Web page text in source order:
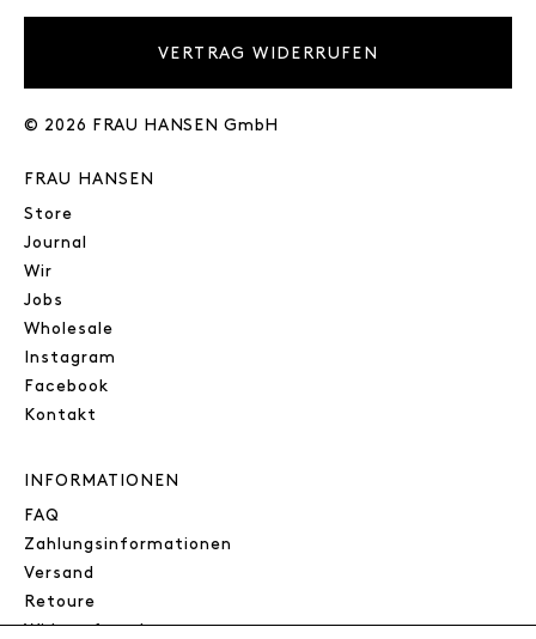
VERTRAG WIDERRUFEN
© 2026 FRAU HANSEN GmbH
FRAU HANSEN
Store
Journal
Wir
Jobs
Wholesale
Instagram
Facebook
Kontakt
INFORMATIONEN
FAQ
Zahlungsinformationen
Versand
Retoure
Widerrufsrecht